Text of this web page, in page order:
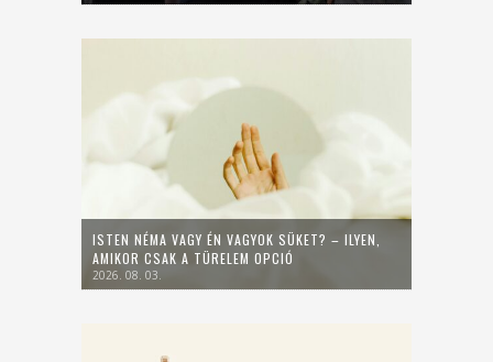
ISTEN NÉMA VAGY ÉN VAGYOK SÜKET? – ILYEN,
AMIKOR CSAK A TÜRELEM OPCIÓ
2026. 08. 03.